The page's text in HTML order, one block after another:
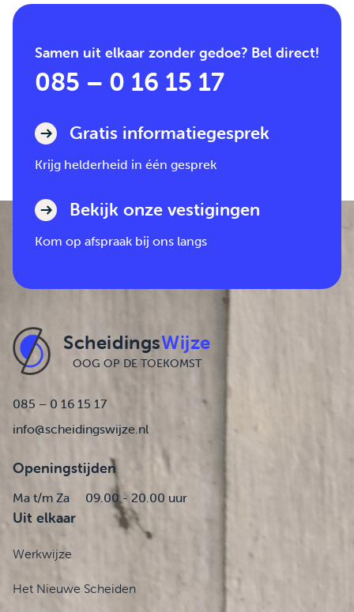
Samen uit elkaar zonder gedoe? Bel direct!
085 – 0 16 15 17
Gratis informatiegesprek
Krijg helderheid in één gesprek
Bekijk onze vestigingen
Kom op afspraak bij ons langs
ScheidingsWijze
OOG OP DE TOEKOMST
085 – 0 16 15 17
info@scheidingswijze.nl
Openingstijden
Ma t/m Za 09.00 - 20.00 uur
Uit elkaar
Werkwijze
Het Nieuwe Scheiden